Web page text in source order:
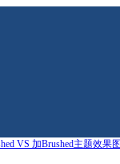
VS 加Brushed主题效果